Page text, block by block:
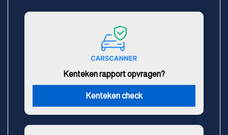
Kenteken rapport opvragen?
Kenteken check